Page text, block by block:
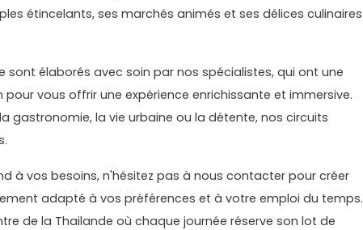
étincelants, ses marchés animés et ses délices culinaires
sont élaborés avec soin par nos spécialistes, qui ont une
vous offrir une expérience enrichissante et immersive.
gastronomie, la vie urbaine ou la détente, nos circuits
à vos besoins, n'hésitez pas à nous contacter pour créer
adapté à vos préférences et à votre emploi du temps.
de la Thailande où chaque journée réserve son lot de